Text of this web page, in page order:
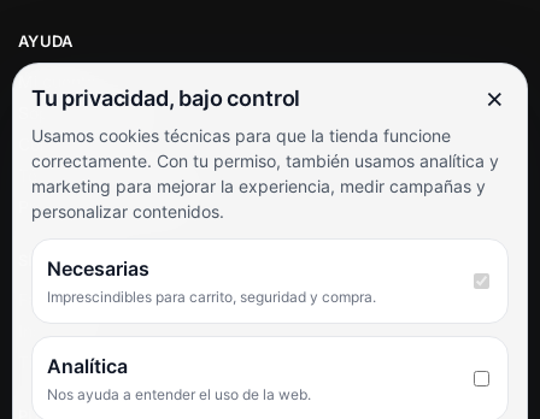
AYUDA
Soporte al cliente
Contacto
Términos y condiciones
Preguntas frecuentes
SÍGUENOS
Facebook
TikTok
Tu privacidad, bajo control ×
Usamos cookies técnicas para que la tienda funcione
correctamente. Con tu permiso, también usamos analítica y
marketing para mejorar la experiencia, medir campañas y
personalizar contenidos.
Necesarias
Imprescindibles para carrito, seguridad y compra.
Analítica
Nos ayuda a entender el uso de la web.